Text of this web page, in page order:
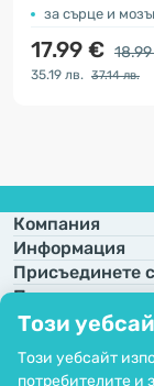
Този
Този уебсайт
потребителите и
за сърце и
17.99 €
35.19 лв. 37.14 лв.
Компания
Информация
Присъединете
Помощ и